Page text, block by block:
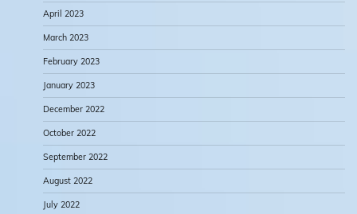
April 2023
March 2023
February 2023
January 2023
December 2022
October 2022
September 2022
August 2022
July 2022